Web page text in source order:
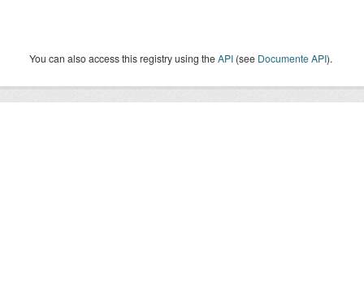
You can also access this registry using theAPI (see Documente API).